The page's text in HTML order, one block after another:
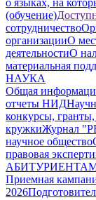
(обучение)
сотрудничество
организацииО
деятельностиО
материальная
НАУКА
Общая
отчеты НИД
конкурсы,
кружкиЖурнал
научное общество
правовая
Приемная
2026